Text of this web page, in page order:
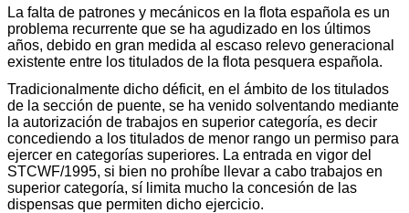
La falta de patrones y mecánicos en la flota española es un
problema recurrente que se ha agudizado en los últimos
años, debido en gran medida al escaso relevo generacional
existente entre los titulados de la flota pesquera española.
Tradicionalmente dicho déficit, en el ámbito de los titulados
de la sección de puente, se ha venido solventando mediante
la autorización de trabajos en superior categoría, es decir
concediendo a los titulados de menor rango un permiso para
ejercer en categorías superiores. La entrada en vigor del
STCWF/1995, si bien no prohíbe llevar a cabo trabajos en
superior categoría, sí limita mucho la concesión de las
dispensas que permiten dicho ejercicio.